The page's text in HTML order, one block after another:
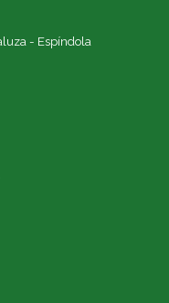
- Espíndola